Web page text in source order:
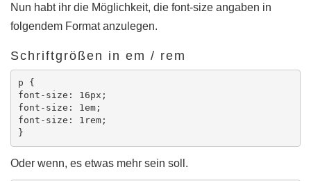
Nun habt ihr die Möglichkeit, die font-size angaben in
folgendem Format anzulegen.
Schriftgrößen in em / rem
p {
font-size: 16px;
font-size: 1em;
font-size: 1rem;
Oder wenn, es etwas mehr sein soll.